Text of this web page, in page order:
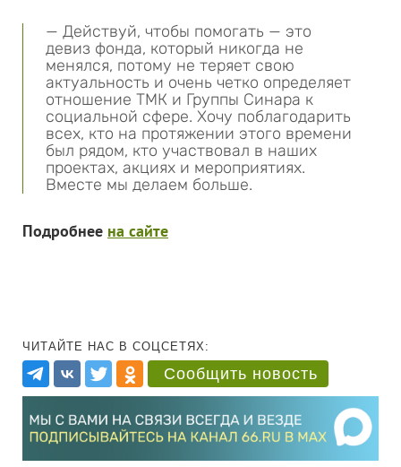
— Действуй, чтобы помогать — это
девиз фонда, который никогда не
менялся, потому не теряет свою
актуальность и очень четко определяет
отношение ТМК и Группы Синара к
социальной сфере. Хочу поблагодарить
всех, кто на протяжении этого времени
был рядом, кто участвовал в наших
проектах, акциях и мероприятиях.
Вместе мы делаем больше.
Подробнее на сайте
ЧИТАЙТЕ НАС В СОЦСЕТЯХ:
Сообщить новость